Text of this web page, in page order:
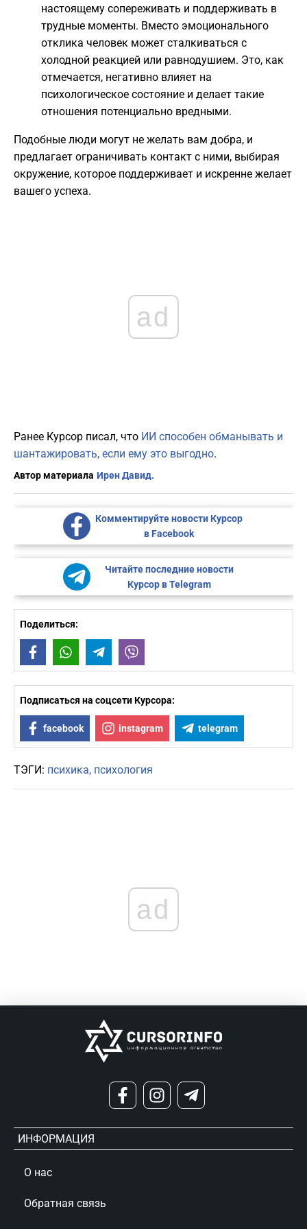
настоящему сопереживать и поддерживать в
трудные моменты. Вместо эмоционального
отклика человек может сталкиваться с
холодной реакцией или равнодушием. Это, как
отмечается, негативно влияет на
психологическое состояние и делает такие
отношения потенциально вредными.
Подобные люди могут не желать вам добра, и
предлагает ограничивать контакт с ними, выбирая
окружение, которое поддерживает и искренне желает
вашего успеха.
ad
Ранее Курсор писал, что ИИ способен обманывать и
шантажировать, если ему это выгодно.
Автор материала Ирен Давид.
Комментируйте новости Курсор
в Facebook
Читайте последние новости
Курсор в Telegram
Поделиться:
FacebookWhatsAppTelegram
Подписаться на соцсети Курсора:
facebook instagram telegram
ТЭГИ: психика психология
ad
ИНФОРМАЦИЯ
О нас
Обратная связь